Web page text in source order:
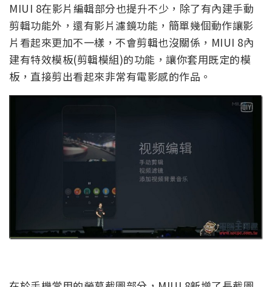
MIUI 8在影片編輯部分也提升不少，除了有內建手動
剪輯功能外，還有影片濾鏡功能，簡單幾個動作讓影
片看起來更加不一樣，不會剪輯也沒關係，MIUI 8內
建有特效模板(剪輯模組)的功能，讓你套用既定的模
板，直接剪出看起來非常有電影感的作品。